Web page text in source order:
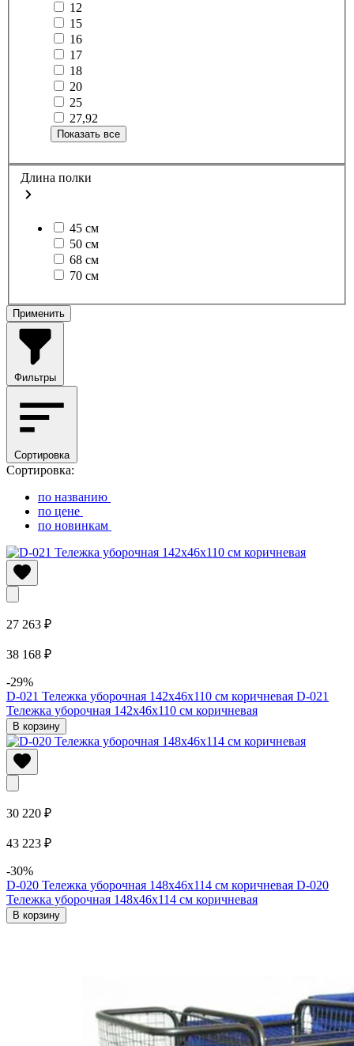
12
15
16
17
18
20
25
27,92
Показать все
Длина полки
45 см
50 см
68 см
70 см
Применить
Фильтры
Сортировка
Сортировка:
по названию
по цене
по новинкам
27 263 ₽
38 168 ₽
-29%
D-021 Тележка уборочная 142х46х110 см коричневая D-021
Тележка уборочная 142х46х110 см коричневая
В корзину
30 220 ₽
43 223 ₽
-30%
D-020 Тележка уборочная 148х46х114 см коричневая D-020
Тележка уборочная 148х46х114 см коричневая
В корзину